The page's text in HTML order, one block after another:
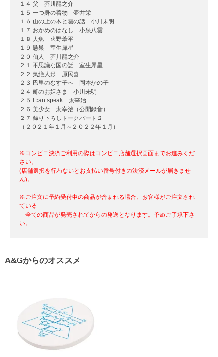
１４ 父 芥川龍之介
１５ 一つ身の着物 壷井栄
１６ 山の上の木と雲の話 小川未明
１７ おかめのはなし 小泉八雲
１８ 人魚 火野葦平
１９ 懸巣 室生犀星
２０ 仙人 芥川龍之介
２１ 不思議な国の話 室生犀星
２２ 気絶人形 原民喜
２３ 巴里のむす子へ 岡本かの子
２４ 町のお姫さま 小川未明
２５ I can speak 太宰治
２６ 美少女 太宰治（公開録音）
２７ 録り下ろしトークパート２
（２０２１年１月～２０２２年１月）
※コンビニ決済ご利用の際はコンビニ店舗選択画面までお進みくだ
さい。
(店舗選択を行わないとお支払い番号付きの決済メールが届きませ
ん)。
※ご注文に予約受付中の商品が含まれる場合、お客様がご注文され
ている
全ての商品が発売されてからの発送となります。予めご了承下さ
い。
A&Gからのオススメ